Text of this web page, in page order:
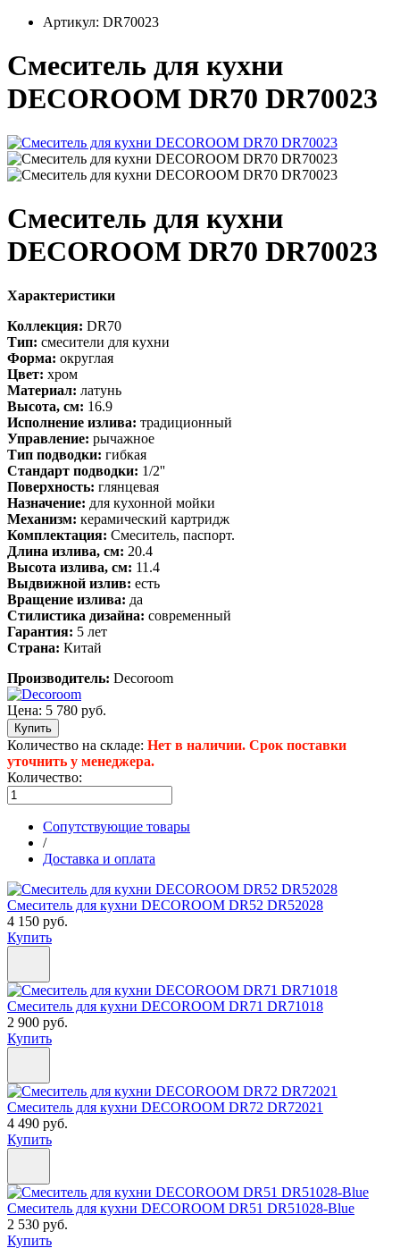
Артикул: DR70023
Смеситель для кухни
DECOROOM DR70 DR70023
Смеситель для кухни
DECOROOM DR70 DR70023
Характеристики
Коллекция: DR70
Тип: смесители для кухни
Форма: округлая
Цвет: хром
Материал: латунь
Высота, см: 16.9
Исполнение излива: традиционный
Управление: рычажное
Тип подводки: гибкая
Стандарт подводки: 1/2''
Поверхность: глянцевая
Назначение: для кухонной мойки
Механизм: керамический картридж
Комплектация: Смеситель, паспорт.
Длина излива, см: 20.4
Высота излива, см: 11.4
Выдвижной излив: есть
Вращение излива: да
Стилистика дизайна: современный
Гарантия: 5 лет
Страна: Китай
Производитель: Decoroom
Цена: 5 780 руб.
Количество на складе: Нет в наличии. Срок поставки
уточнить у менеджера.
Количество:
Сопутствующие товары
/
Доставка и оплата
Смеситель для кухни DECOROOM DR52 DR52028
4 150 руб.
Купить
Смеситель для кухни DECOROOM DR71 DR71018
2 900 руб.
Купить
Смеситель для кухни DECOROOM DR72 DR72021
4 490 руб.
Купить
Смеситель для кухни DECOROOM DR51 DR51028-Blue
2 530 руб.
Купить